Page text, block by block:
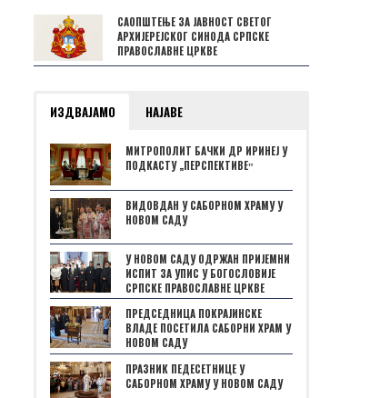
САОПШТЕЊЕ ЗА ЈАВНОСТ СВЕТОГ
АРХИЈЕРЕЈСКОГ СИНОДА СРПСКЕ
ПРАВОСЛАВНЕ ЦРКВЕ
ИЗДВАЈАМО НАЈАВЕ
МИТРОПОЛИТ БАЧКИ ДР ИРИНЕЈ У
ПОДКАСТУ „ПЕРСПЕКТИВЕˮ
ВИДОВДАН У САБОРНОМ ХРАМУ У
НОВОМ САДУ
У НОВОМ САДУ ОДРЖАН ПРИЈЕМНИ
ИСПИТ ЗА УПИС У БОГОСЛОВИЈЕ
СРПСКЕ ПРАВОСЛАВНЕ ЦРКВЕ
ПРЕДСЕДНИЦА ПОКРАЈИНСКЕ
ВЛАДЕ ПОСЕТИЛА САБОРНИ ХРАМ У
НОВОМ САДУ
ПРАЗНИК ПЕДЕСЕТНИЦЕ У
САБОРНОМ ХРАМУ У НОВОМ САДУ